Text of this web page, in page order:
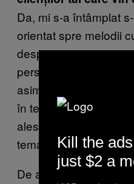
Da, mi s-a întâmplat
orientat spre melodii
despre care știam că
persoana. Muzică
asimilat, nu ceva prea
în terapia de cuplu e
ales „
tema asta.
De altfel, există un stil
Kill the
just $2 a